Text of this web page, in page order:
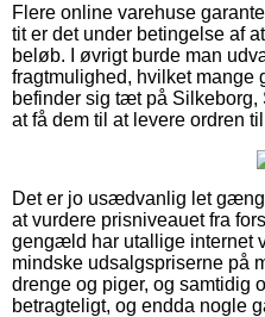
Flere online varehuse
tit er det under betingelse af
beløb. I øvrigt burde man
fragtmulighed, hvilket mange
befinder sig tæt på
at få dem til at levere ordren
Det er jo usædvanlig let
at vurdere prisniveauet fra
gengæld har utallige internet
mindske udsalgspriserne på
drenge og piger, og samtidig
betragteligt, og endda nogle